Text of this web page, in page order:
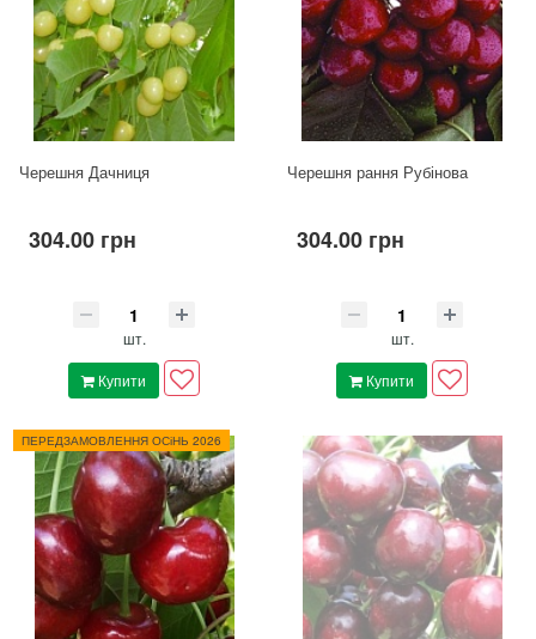
Черешня Дачниця
304.00 грн
шт.
Купити
Черешня рання Рубінова
304.00 грн
шт.
Купити
ПЕРЕДЗАМОВЛЕННЯ ОСіНЬ 2026